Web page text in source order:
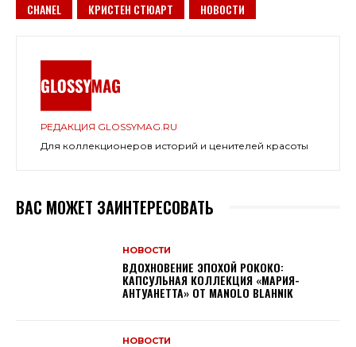
CHANEL КРИСТЕН СТЮАРТ НОВОСТИ
РЕДАКЦИЯ GLOSSYMAG.RU
Для коллекционеров историй и ценителей красоты
ВАС МОЖЕТ ЗАИНТЕРЕСОВАТЬ
НОВОСТИ
ВДОХНОВЕНИЕ ЭПОХОЙ РОКОКО:
КАПСУЛЬНАЯ КОЛЛЕКЦИЯ «МАРИЯ-
АНТУАНЕТТА» ОТ MANOLO BLAHNIK
НОВОСТИ